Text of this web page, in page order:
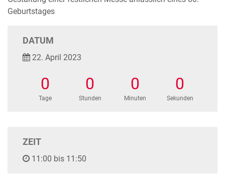
Geburtstages
DATUM
22. April 2023
0
Tage
0
Stunden
0
Minuten
0
Sekunden
ZEIT
11:00 bis 11:50